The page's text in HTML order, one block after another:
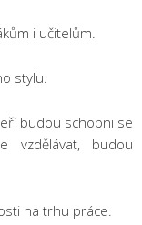
i učitelům.
stylu.
budou schopni se
vzdělávat, budou
na trhu práce.